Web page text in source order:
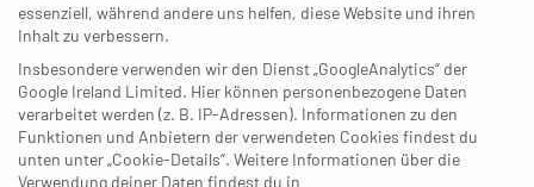
Newsübersicht
01. MÄRZ 2021
Jörg Bohrmann: „Ein Leben ohne
Handball? Geht. Muss aber nicht
essenziell, während andere uns helfen, diese Website und ihren
Inhalt zu verbessern.
Insbesondere verwenden wir den Dienst „GoogleAnalytics“ der
Google Ireland Limited. Hier können personenbezogene Daten
verarbeitet werden (z. B. IP-Adressen). Informationen zu den
Funktionen und Anbietern der verwendeten Cookies findest du
unten unter „Cookie-Details“. Weitere Informationen über die
Verwendung deiner Daten findest du in